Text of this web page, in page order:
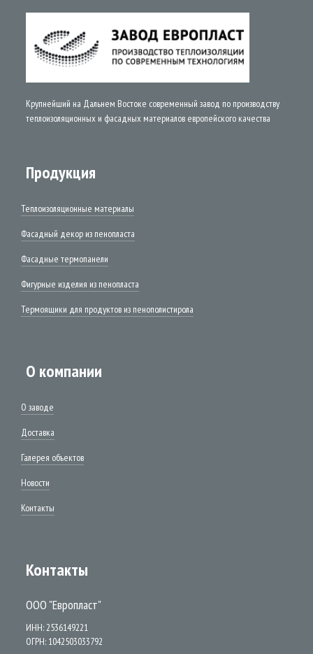
Крупнейший на Дальнем Востоке современный завод по производству
теплоизоляционных и фасадных материалов европейского качества
Продукция
Теплоизоляционные материалы
Фасадный декор из пенопласта
Фасадные термопанели
Фигурные изделия из пенопласта
Термоящики для продуктов из пенополистирола
О компании
О заводе
Доставка
Галерея объектов
Новости
Контакты
Контакты
ООО "Европласт"
ИНН: 2536149221
ОГРН: 1042503033792